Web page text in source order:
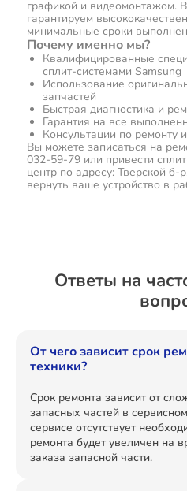
графикой и видеомонтажом.
гарантируем
минимальные сроки
Почему именно мы?
Квалифицированные
сплит-системами Samsung
Использование
запчастей
Быстрая диагностика и
Гарантия на все
Консультации по ремонту
Вы можете записаться на
032-59-79 или привести
центр по адресу: Тверской
вернуть ваше устройство в
Ответы на
От чего зависит срок
техники?
Срок ремонта зависит от
запасных частей в
сервисе отсутствует
ремонта будет увеличен на
заказа запасной части.